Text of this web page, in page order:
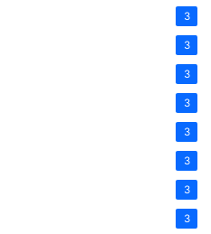
3
3
3
3
3
3
3
3